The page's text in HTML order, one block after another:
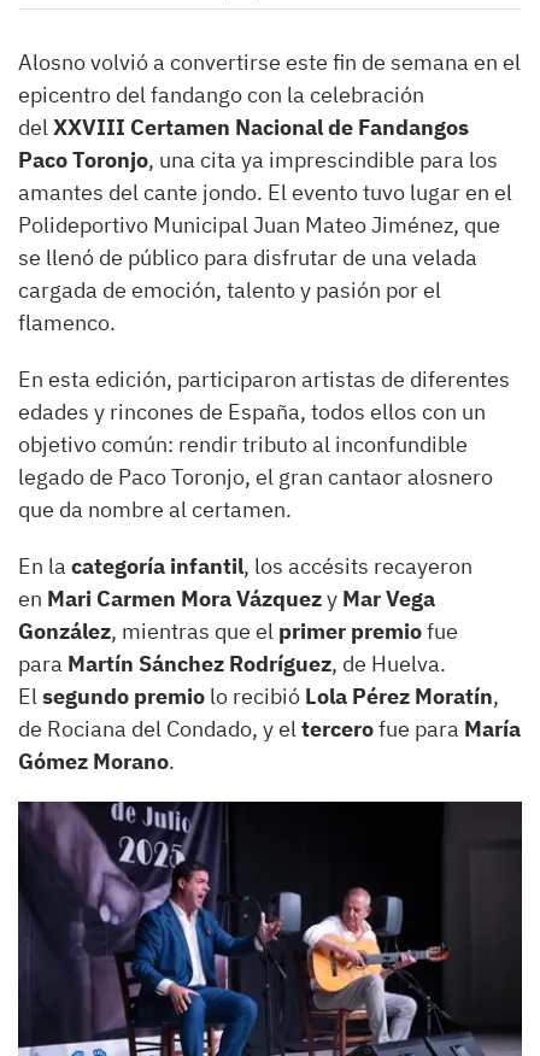
Alosno volvió a convertirse este fin de semana en el
epicentro del fandango con la celebración
delXXVIII Certamen Nacional de Fandangos
Paco Toronjo, una cita ya imprescindible para los
amantes del cante jondo. El evento tuvo lugar en el
Polideportivo Municipal Juan Mateo Jiménez, que
se llenó de público para disfrutar de una velada
cargada de emoción, talento y pasión por el
flamenco.
En esta edición, participaron artistas de diferentes
edades y rincones de España, todos ellos con un
objetivo común: rendir tributo al inconfundible
legado de Paco Toronjo, el gran cantaor alosnero
que da nombre al certamen.
En la categoría infantil, los accésits recayeron
en Mari Carmen Mora Vázquezy Mar Vega
González, mientras que el primer premiofue
para Martín Sánchez Rodríguez, de Huelva.
Elsegundo premio lo recibió Lola Pérez Moratín,
de Rociana del Condado, y eltercerofue para María
Gómez Morano.